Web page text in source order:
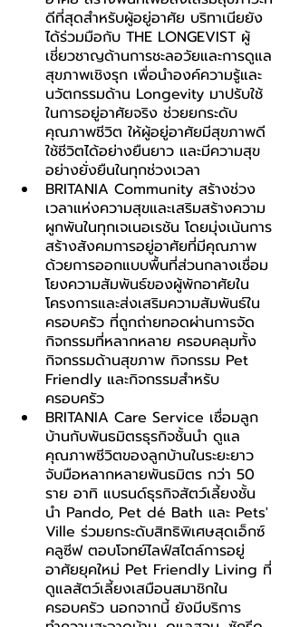
ดีที่สุดสำหรับผู้อยู่อาศัย บริทาเนียยัง
ได้ร่วมมือกับ THE LONGEVIST ผู้
เชี่ยวชาญด้านการชะลอวัยและการดูแล
สุขภาพเชิงรุก เพื่อนำองค์ความรู้และ
นวัตกรรมด้าน Longevity มาปรับใช้
ในการอยู่อาศัยจริง ช่วยยกระดับ
คุณภาพชีวิต ให้ผู้อยู่อาศัยมีสุขภาพดี
ใช้ชีวิตได้อย่างยืนยาว และมีความสุข
อย่างยั่งยืนในทุกช่วงเวลา
BRITANIA Community สร้างช่วง
เวลาแห่งความสุขและเสริมสร้างความ
ผูกพันในทุกเจเนอเรชัน โดยมุ่งเน้นการ
สร้างสังคมการอยู่อาศัยที่มีคุณภาพ
ด้วยการออกแบบพื้นที่ส่วนกลางเชื่อม
โยงความสัมพันธ์ของผู้พักอาศัยใน
โครงการและส่งเสริมความสัมพันธ์ใน
ครอบครัว ที่ถูกถ่ายทอดผ่านการจัด
กิจกรรมที่หลากหลาย ครอบคลุมทั้ง
กิจกรรมด้านสุขภาพ กิจกรรม Pet
Friendly และกิจกรรมสำหรับ
ครอบครัว
BRITANIA Care Service เชื่อมลูก
บ้านกับพันธมิตรธุรกิจชั้นนำ ดูแล
คุณภาพชีวิตของลูกบ้านในระยะยาว
จับมือหลากหลายพันธมิตร กว่า 50
ราย อาทิ แบรนด์ธุรกิจสัตว์เลี้ยงชั้น
นำ Pando, Pet dé Bath และ Pets'
Ville ร่วมยกระดับสิทธิพิเศษสุดเอ็กซ์
คลูซีฟ ตอบโจทย์ไลฟ์สไตล์การอยู่
อาศัยยุคใหม่ Pet Friendly Living ที่
ดูแลสัตว์เลี้ยงเสมือนสมาชิกใน
ครอบครัว นอกจากนี้ ยังมีบริการ